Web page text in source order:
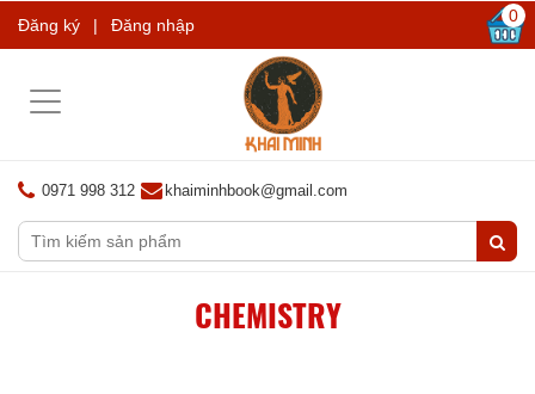
Đăng ký | Đăng nhập 0
Toggle
0971 998 312 khaiminhbook@gmail.com
CHEMISTRY